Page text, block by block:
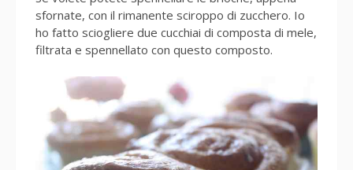
sfornate, con il rimanente sciroppo di zucchero. Io
ho fatto sciogliere due cucchiai di composta di mele,
filtrata e spennellato con questo composto.